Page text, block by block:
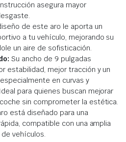
asegura mayor
de este aro le aporta un
a tu vehículo, mejorando su
un aire de sofisticación.
Su ancho de 9 pulgadas
estabilidad, mejor tracción y un
en curvas y
para quienes buscan mejorar
sin comprometer la estética.
está diseñado para una
compatible con una amplia
vehículos.